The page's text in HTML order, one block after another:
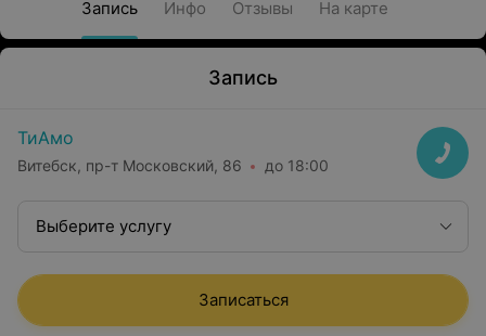
Запись Инфо Отзывы На карте
Запись
ТиАмо
Витебск, пр-т Московский, 86 до 18:00
Выберите услугу
Записаться